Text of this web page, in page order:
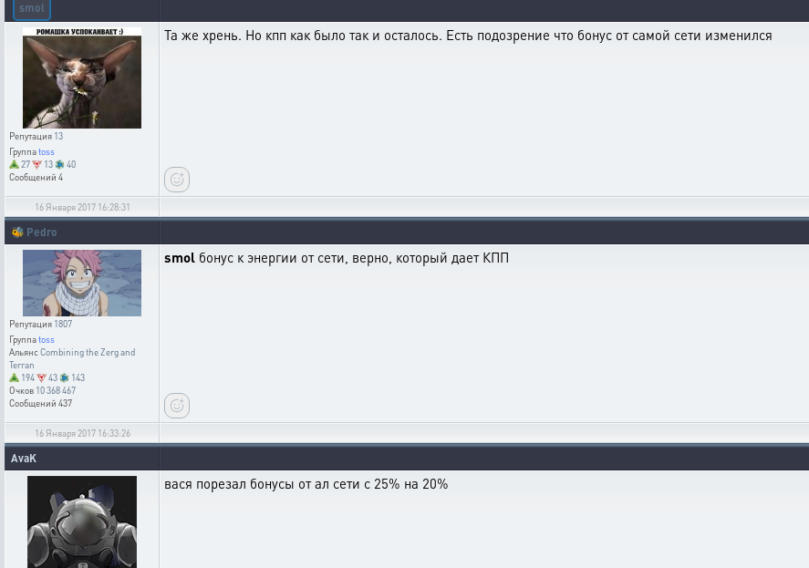
smol
Репутация 13
Группаtoss
27
13
40
Сообщений 4
Та же хрень. Но кпп как было так и осталось. Есть подозрение что бонус от самой сети изменился
16 Января 2017 16:28:31
🐝 Pedro
Репутация 1807
Группаtoss
АльянсCombining the Zerg and
Terran
194
43
143
Очков 10 368 467
Сообщений 437
smol бонус к энергии от сети, верно, который дает КПП
16 Января 2017 16:33:26
AvaK
вася порезал бонусы от ал сети с 25% на 20%